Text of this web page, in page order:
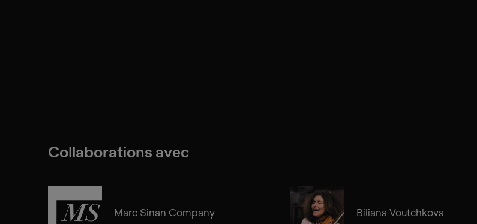
Collaborations avec
Marc Sinan Company Biliana Voutchkova